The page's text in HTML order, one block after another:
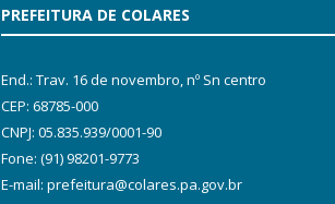
PREFEITURA DE COLARES
End.: Trav. 16 de novembro, nº Sn centro
CEP: 68785-000
CNPJ: 05.835.939/0001-90
Fone: (91) 98201-9773
E-mail: prefeitura@colares.pa.gov.br